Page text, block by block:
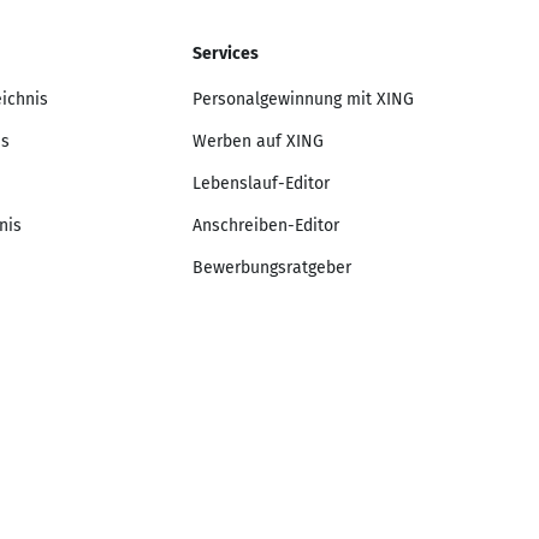
Services
Personalgewinnung mit XING
Werben auf XING
Lebenslauf-Editor
Anschreiben-Editor
Bewerbungsratgeber